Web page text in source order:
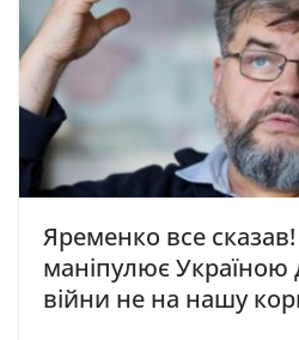
Яременко все
маніпулює
війни не на нашу